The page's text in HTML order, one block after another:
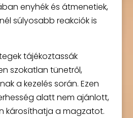
enyhék és átmenetiek,
súlyosabb reakciók is
tájékoztassák
szokatlan tünetről,
a kezelés során. Ezen
alatt nem ajánlott,
károsíthatja a magzatot.